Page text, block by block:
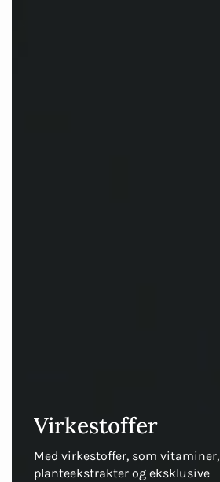
Virkestoffer
Med virkestoffer, som vitaminer,
planteekstrakter og eksklusive